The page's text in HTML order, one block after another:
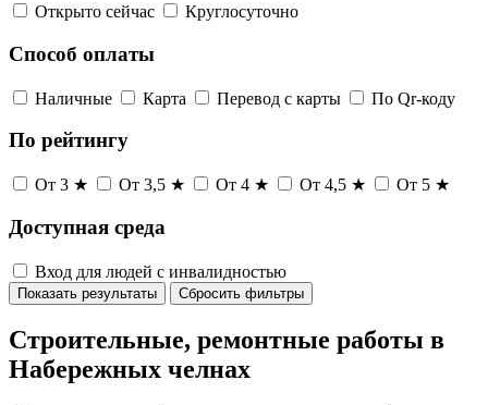
Открыто сейчас Круглосуточно
Способ оплаты
Наличные Карта Перевод с карты По Qr-коду
По рейтингу
От 3 ★ От 3,5 ★ От 4 ★ От 4,5 ★ От 5 ★
Доступная среда
Вход для людей с инвалидностью
Показать результаты Сбросить фильтры
Строительные, ремонтные работы в
Набережных челнах